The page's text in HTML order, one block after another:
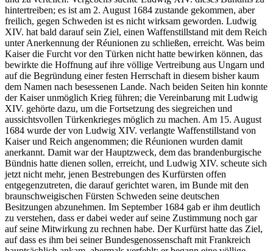
hintertreiben; es ist am 2. August 1684 zustande gekommen, aber
freilich, gegen Schweden ist es nicht wirksam geworden. Ludwig
XIV. hat bald darauf sein Ziel, einen Waffenstillstand mit dem Reich
unter Anerkennung der Réunionen zu schließen, erreicht. Was beim
Kaiser die Furcht vor den Türken nicht hatte bewirken können, das
bewirkte die Hoffnung auf ihre völlige Vertreibung aus Ungarn und
auf die Begründung einer festen Herrschaft in diesem bisher kaum
dem Namen nach besessenen Lande. Nach beiden Seiten hin konnte
der Kaiser unmöglich Krieg führen; die Vereinbarung mit Ludwig
XIV. gehörte dazu, um die Fortsetzung des siegreichen und
aussichtsvollen Türkenkrieges möglich zu machen. Am 15. August
1684 wurde der von Ludwig XIV. verlangte Waffenstillstand von
Kaiser und Reich angenommen; die Réunionen wurden damit
anerkannt. Damit war der Hauptzweck, dem das brandenburgische
Bündnis hatte dienen sollen, erreicht, und Ludwig XIV. scheute sich
jetzt nicht mehr, jenen Bestrebungen des Kurfürsten offen
entgegenzutreten, die darauf gerichtet waren, im Bunde mit den
braunschweigischen Fürsten Schweden seine deutschen
Besitzungen abzunehmen. Im September 1684 gab er ihm deutlich
zu verstehen, dass er dabei weder auf seine Zustimmung noch gar
auf seine Mitwirkung zu rechnen habe. Der Kurfürst hatte das Ziel,
auf dass es ihm bei seiner Bundesgenossenschaft mit Frankreich